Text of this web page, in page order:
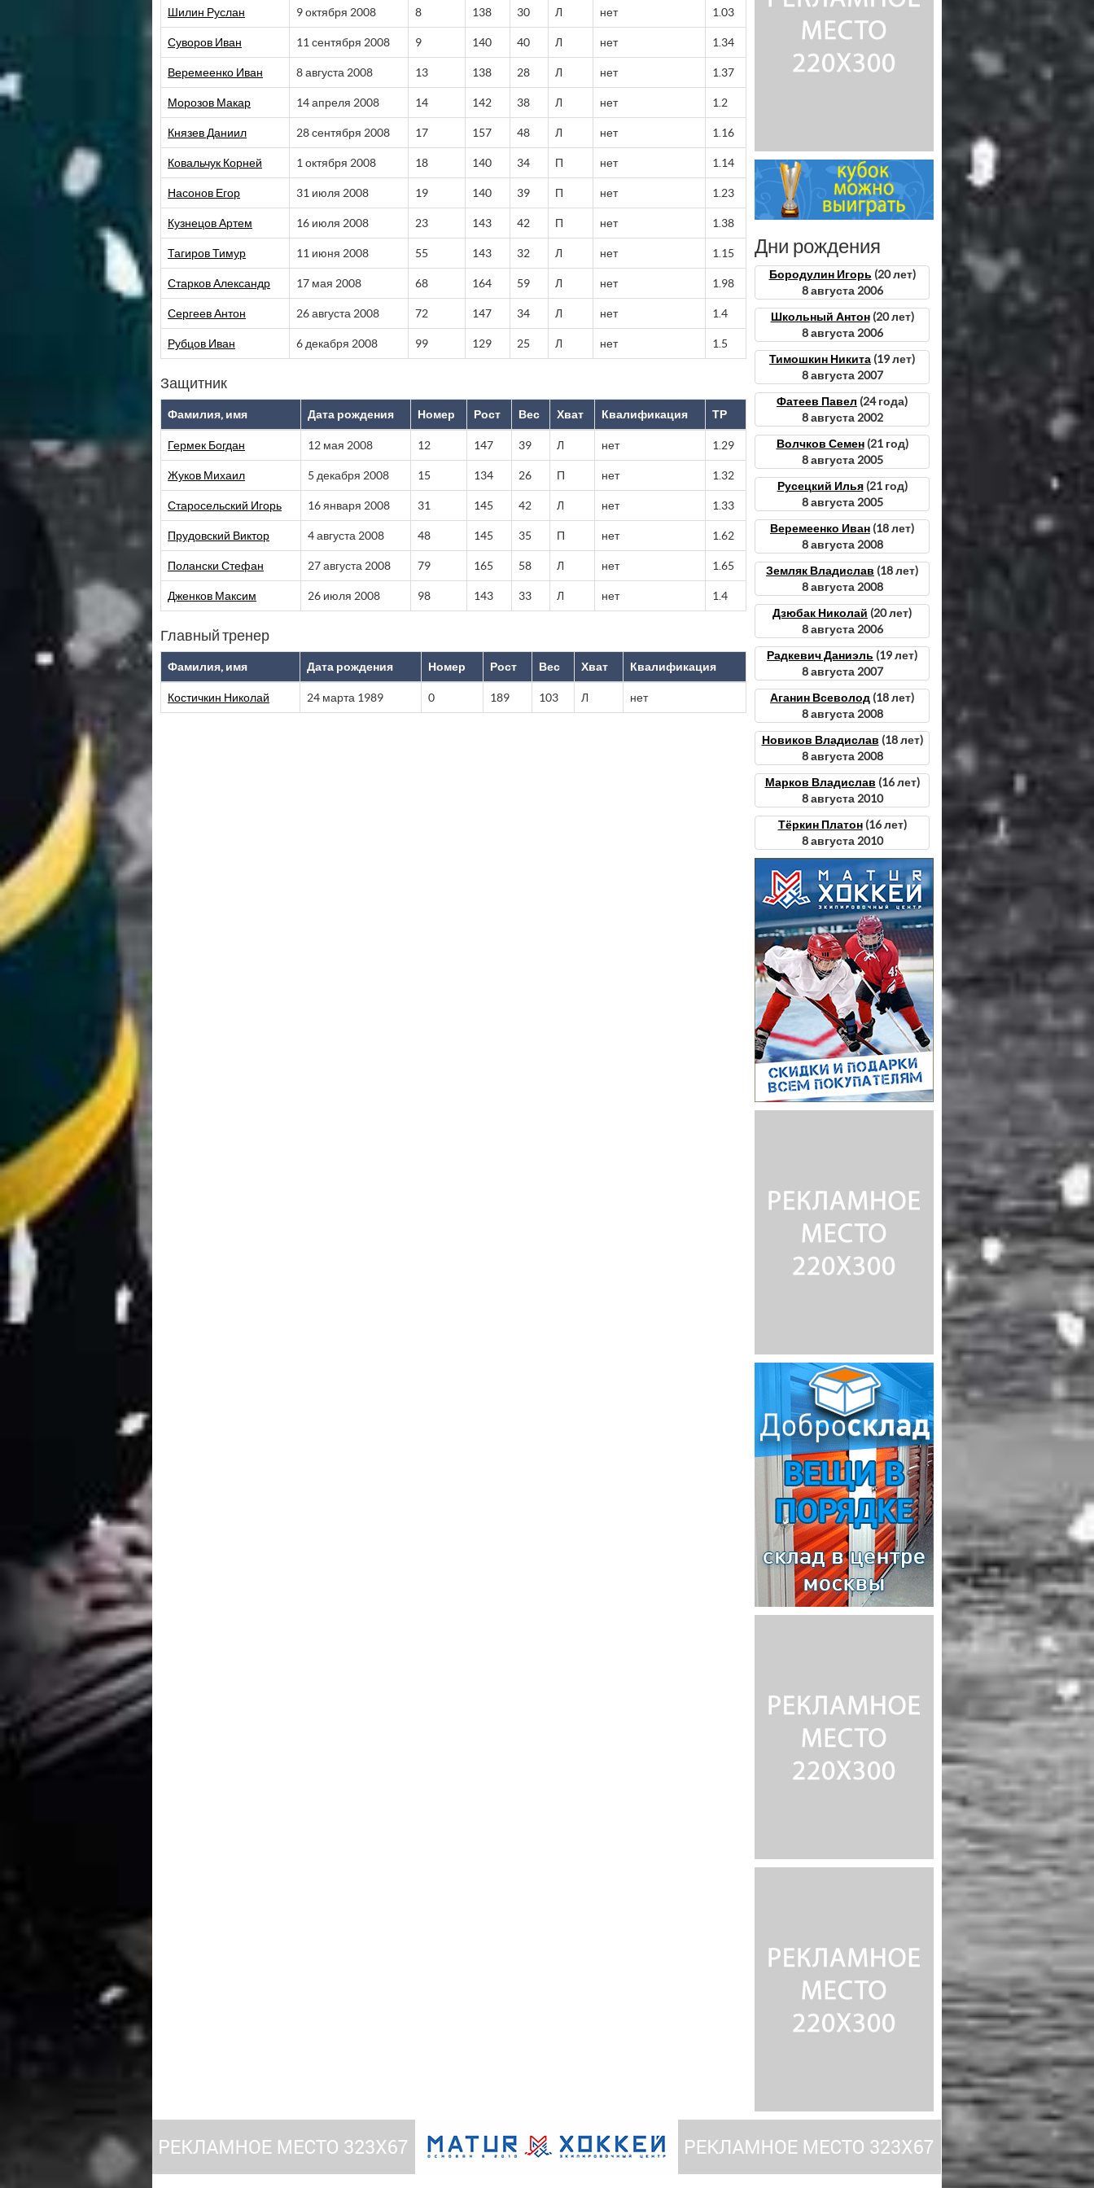
Шилин Руслан 9 октября 2008 8 138 30 Л нет 1.03
Суворов Иван 11 сентября 2008 9 140 40 Л нет 1.34
Веремеенко Иван 8 августа 2008 13 138 28 Л нет 1.37
Морозов Макар 14 апреля 2008 14 142 38 Л нет 1.2
Князев Даниил 28 сентября 2008 17 157 48 Л нет 1.16
Ковальчук Корней 1 октября 2008 18 140 34 П нет 1.14
Насонов Егор 31 июля 2008 19 140 39 П нет 1.23
Кузнецов Артем 16 июля 2008 23 143 42 П нет 1.38
Тагиров Тимур 11 июня 2008 55 143 32 Л нет 1.15
Старков Александр 17 мая 2008 68 164 59 Л нет 1.98
Сергеев Антон 26 августа 2008 72 147 34 Л нет 1.4
Рубцов Иван 6 декабря 2008 99 129 25 Л нет 1.5
Защитник
Фамилия, имя Дата рождения Номер Рост Вес Хват Квалификация ТР
Гермек Богдан 12 мая 2008 12 147 39 Л нет 1.29
Жуков Михаил 5 декабря 2008 15 134 26 П нет 1.32
Старосельский Игорь 16 января 2008 31 145 42 Л нет 1.33
Прудовский Виктор 4 августа 2008 48 145 35 П нет 1.62
Полански Стефан 27 августа 2008 79 165 58 Л нет 1.65
Дженков Максим 26 июля 2008 98 143 33 Л нет 1.4
Главный тренер
Фамилия, имя Дата рождения Номер Рост Вес Хват Квалификация
Костичкин Николай 24 марта 1989 0 189 103 Л нет
Дни рождения
Бородулин Игорь (20 лет)
8 августа 2006
Школьный Антон(20 лет)
8 августа 2006
Тимошкин Никита (19 лет)
8 августа 2007
Фатеев Павел (24 года)
8 августа 2002
Волчков Семен(21 год)
8 августа 2005
Русецкий Илья(21 год)
8 августа 2005
Веремеенко Иван (18 лет)
8 августа 2008
Земляк Владислав (18 лет)
8 августа 2008
Дзюбак Николай (20 лет)
8 августа 2006
Радкевич Даниэль (19 лет)
8 августа 2007
Аганин Всеволод (18 лет)
8 августа 2008
Новиков Владислав (18 лет)
8 августа 2008
Марков Владислав (16 лет)
8 августа 2010
Тёркин Платон(16 лет)
8 августа 2010